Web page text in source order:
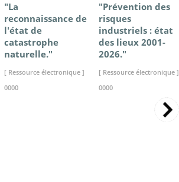
"La
reconnaissance de
l'état de
catastrophe
naturelle."
[ Ressource électronique ]
0000
"Prévention des
risques
industriels : état
des lieux 2001-
2026."
[ Ressource électronique ]
0000